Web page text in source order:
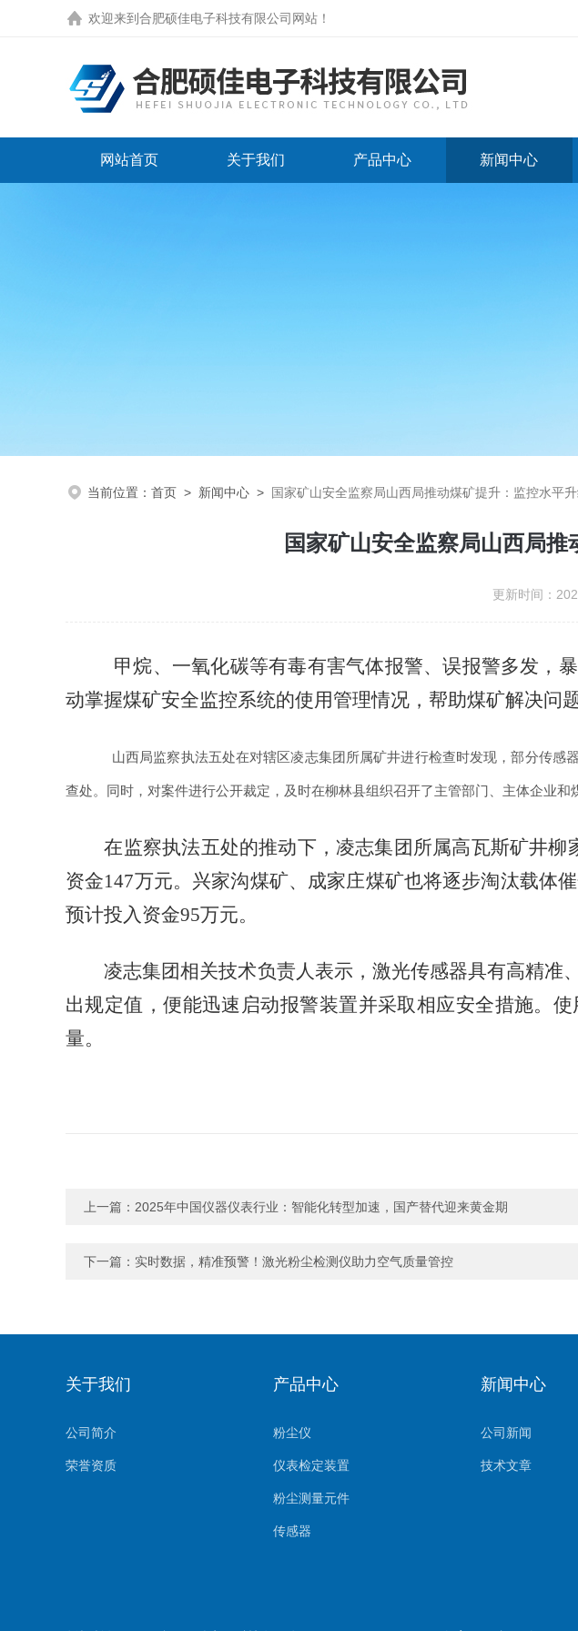
欢迎来到 合肥硕佳电子科技有限公司网站 ！
网站首页 关于我们 产品中心 新闻中心
当前位置： 首页 > 新闻中心 > 国家矿山安全监察局山西局推动煤矿提升：监控水平
国家矿山安全监察局山西局
更新时间：
甲烷、一氧化碳等有毒有害气体报警、误报警多发，
动掌握煤矿安全监控系统的使用管理情况，帮助煤矿解决问
山西局监察执法五处在对辖区凌志集团所属矿井进行检查时发现，部分传感
查处。同时，对案件进行公开裁定，及时在柳林县组织召开了主管部门、主体企业
在监察执法五处的推动下，凌志集团所属高瓦斯矿井柳
资金147万元。兴家沟煤矿、成家庄煤矿也将逐步淘汰载体
预计投入资金95万元。
凌志集团相关技术负责人表示，激光传感器具有高精准
出规定值，便能迅速启动报警装置并采取相应安全措施。
量。
上一篇： 2025年中国仪器仪表行业：智能化转型加速，国产替代迎来黄金期
下一篇： 实时数据，精准预警！激光粉尘检测仪助力空气质量管控
关于我们
公司简介
荣誉资质
产品中心
粉尘仪
仪表检定装置
粉尘测量元件
传感器
新闻中心
公司新闻
技术文章